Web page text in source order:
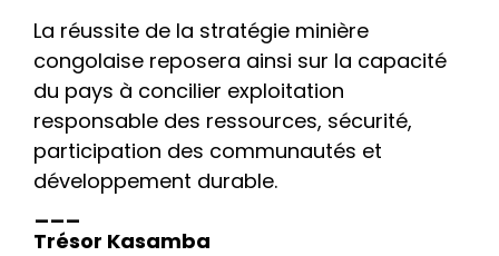
La réussite de la stratégie minière
congolaise reposera ainsi sur la capacité
du pays à concilier exploitation
responsable des ressources, sécurité,
participation des communautés et
développement durable.
Trésor Kasamba